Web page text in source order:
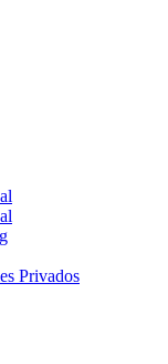
Privados